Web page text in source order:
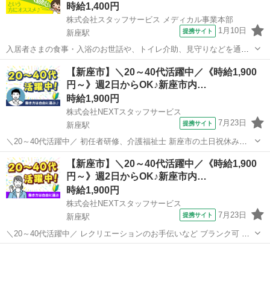
時給1,400円
株式会社スタッフサービス メディカル事業本部
新座駅
提携サイト 1月10日
入居者さまの食事・入浴のお世話や、トイレ介助、見守りなどを通し
て日常生活をしていく中での手厚い支援などをお願いします。 ◆スタ
ッフサービス・メディカル埼玉介護オフィス【０１２０−５１５−８６
４】 派遣社員 ■交通費支給...
埼玉 新座市 新座駅
【新座市】＼20～40代活躍中／《時給1,900
円～》週2日からOK♪新座市内…
時給1,900円
株式会社NEXTスタッフサービス
新座駅
提携サイト 7月23日
＼20～40代活躍中／ 初任者研修、介護福祉士 新座市の土日祝休み可
特別養護老人ホーム *働きやすいから続けられる!介護ワーク* *履歴
書・来社不要でらくらくお仕事探し★* *「おかえりなさい」と迎えて
くれる温かい雰囲...
埼玉 新座市 新座駅
【新座市】＼20～40代活躍中／《時給1,900
円～》週2日からOK♪新座市内…
時給1,900円
株式会社NEXTスタッフサービス
新座駅
提携サイト 7月23日
＼20～40代活躍中／ レクリエーションのお手伝いなど ブランク可 ケ
ア付き住まい …施設紹介… 明るい光が差し込む綺麗な職場(^^ 地域の